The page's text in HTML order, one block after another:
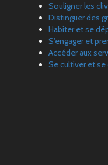
Souligner les
Distinguer des
Habiter et se
S'engager et
Accéder aux
Se cultiver et se